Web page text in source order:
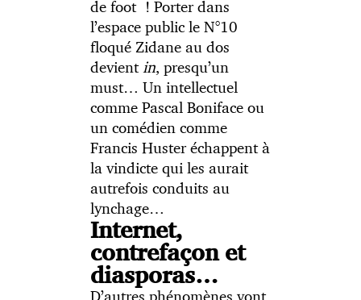
de foot ! Porter dans
l’espace public le N°10
floqué Zidane au dos
devient in, presqu’un
must… Un intellectuel
comme Pascal Boniface ou
un comédien comme
Francis Huster échappent à
la vindicte qui les aurait
autrefois conduits au
lynchage…
Internet,
contrefaçon et
diasporas…
D’autres phénomènes vont